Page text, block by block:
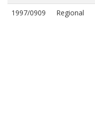
1997/0909 Regional